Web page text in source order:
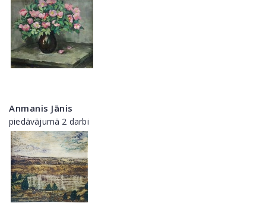
Anmanis Jānis
piedāvājumā 2 darbi